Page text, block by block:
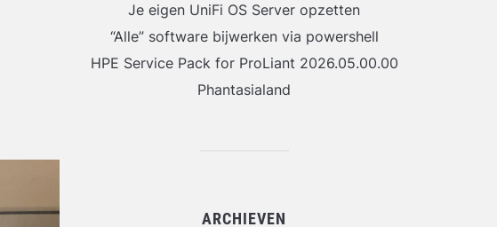
Je eigen UniFi OS Server opzetten
“Alle” software bijwerken via powershell
HPE Service Pack for ProLiant 2026.05.00.00
Phantasialand
ARCHIEVEN